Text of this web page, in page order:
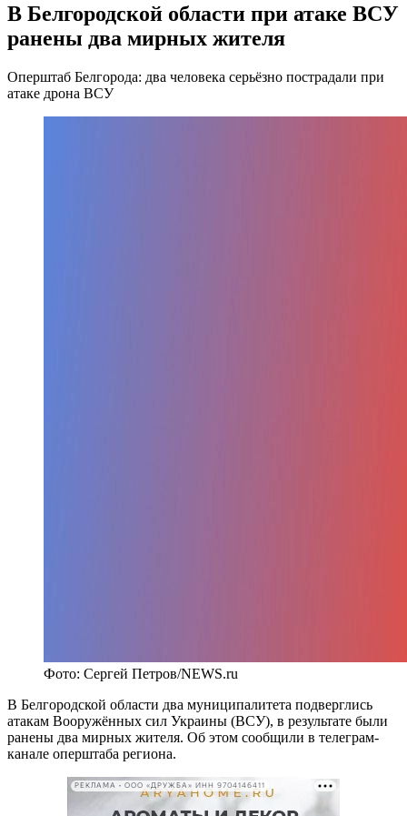
В Белгородской области при атаке ВСУ
ранены два мирных жителя
Оперштаб Белгорода: два человека серьёзно пострадали при
атаке дрона ВСУ
Фото: Сергей Петров/NEWS.ru
В Белгородской области два муниципалитета подверглись
атакам Вооружённых сил Украины (ВСУ), в результате были
ранены два мирных жителя. Об этом сообщили в телеграм-
канале оперштаба региона.
РЕКЛАМА • ООО «ДРУЖБА» ИНН 9704146411